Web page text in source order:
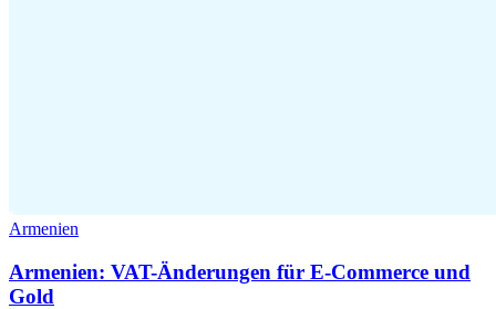
Armenien
Armenien: VAT-Änderungen für E-Commerce und
Gold